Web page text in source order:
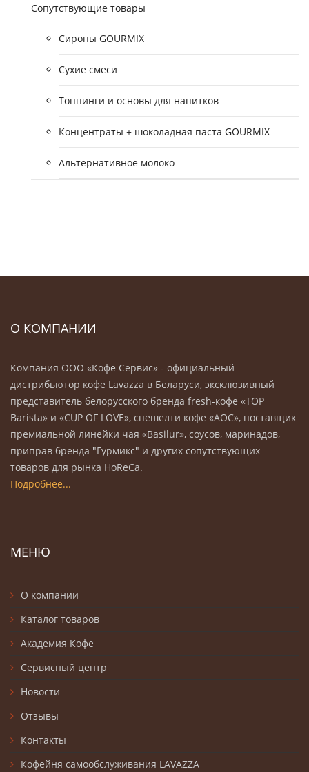
Сопутствующие товары
Сиропы GOURMIX
Сухие смеси
Топпинги и основы для напитков
Концентраты + шоколадная паста GOURMIX
Альтернативное молоко
О КОМПАНИИ
Компания ООО «Кофе Сервис» - официальный
дистрибьютор кофе Lavazza в Беларуси, эксклюзивный
представитель белорусского бренда fresh-кофе «TOP
Barista» и «CUP OF LOVE», спешелти кофе «AOC», поставщик
премиальной линейки чая «Basilur», соусов, маринадов,
приправ бренда "Гурмикс" и других сопутствующих
товаров для рынка HoReCa.
Подробнее...
МЕНЮ
О компании
Каталог товаров
Академия Кофе
Сервисный центр
Новости
Отзывы
Контакты
Кофейня самообслуживания LAVAZZA